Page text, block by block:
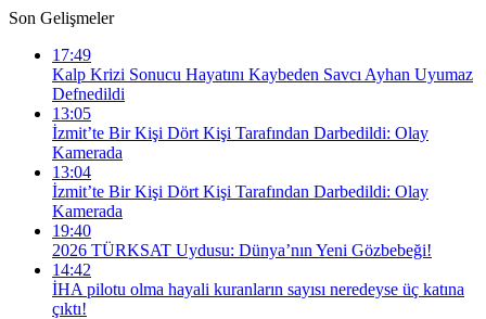
Son Gelişmeler
17:49
Kalp Krizi Sonucu Hayatını Kaybeden Savcı Ayhan Uyumaz
Defnedildi
13:05
İzmit’te Bir Kişi Dört Kişi Tarafından Darbedildi: Olay
Kamerada
13:04
İzmit’te Bir Kişi Dört Kişi Tarafından Darbedildi: Olay
Kamerada
19:40
2026 TÜRKSAT Uydusu: Dünya’nın Yeni Gözbebeği!
14:42
İHA pilotu olma hayali kuranların sayısı neredeyse üç katına
çıktı!